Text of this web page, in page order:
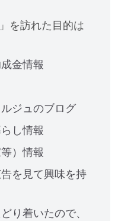
を訪れた目的は
金情報
ジュのブログ
し情報
）情報
を見て興味を持
り着いたので、